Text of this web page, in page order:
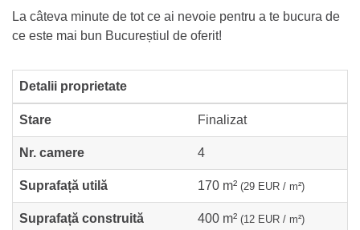
La câteva minute de tot ce ai nevoie pentru a te bucura de
ce este mai bun Bucureștiul de oferit!
Detalii proprietate
Stare Finalizat
Nr. camere 4
Suprafață utilă 170 m² (29 EUR / m²)
Suprafață construită 400 m² (12 EUR / m²)